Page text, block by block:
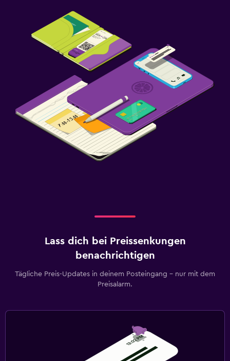
Lass dich bei Preissenkungen
benachrichtigen
Tägliche Preis-Updates in deinem Posteingang – nur mit dem
Preisalarm.